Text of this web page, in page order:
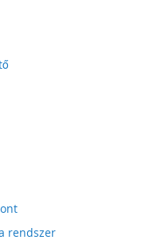
rendszer